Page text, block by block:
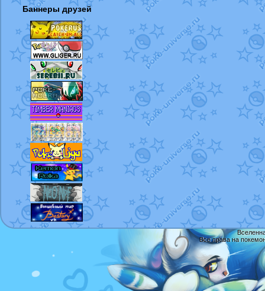
Баннеры друзей
Все права на